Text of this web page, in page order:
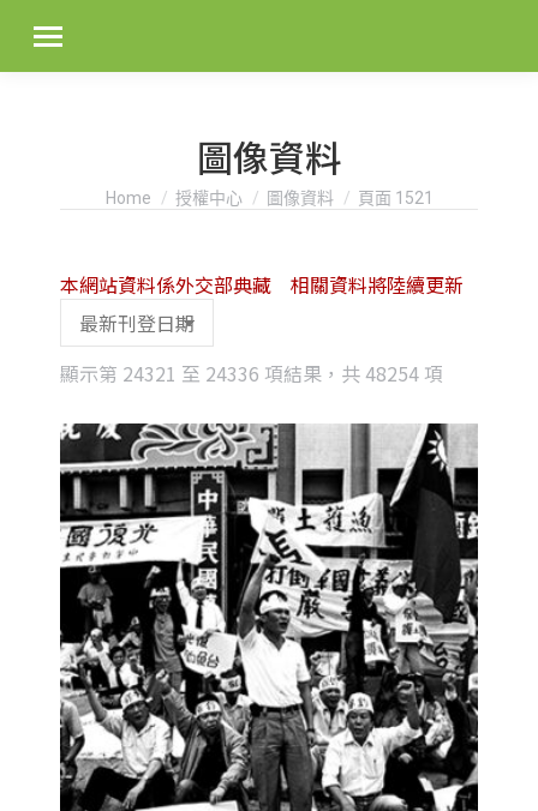
圖像資料
You are here:
Home 授權中心 圖像資料 頁面 1521
顯示第 24321 至 24336 項結果，共 48254 項
latest
本網站資料係外交部典藏 相關資料將陸續更新